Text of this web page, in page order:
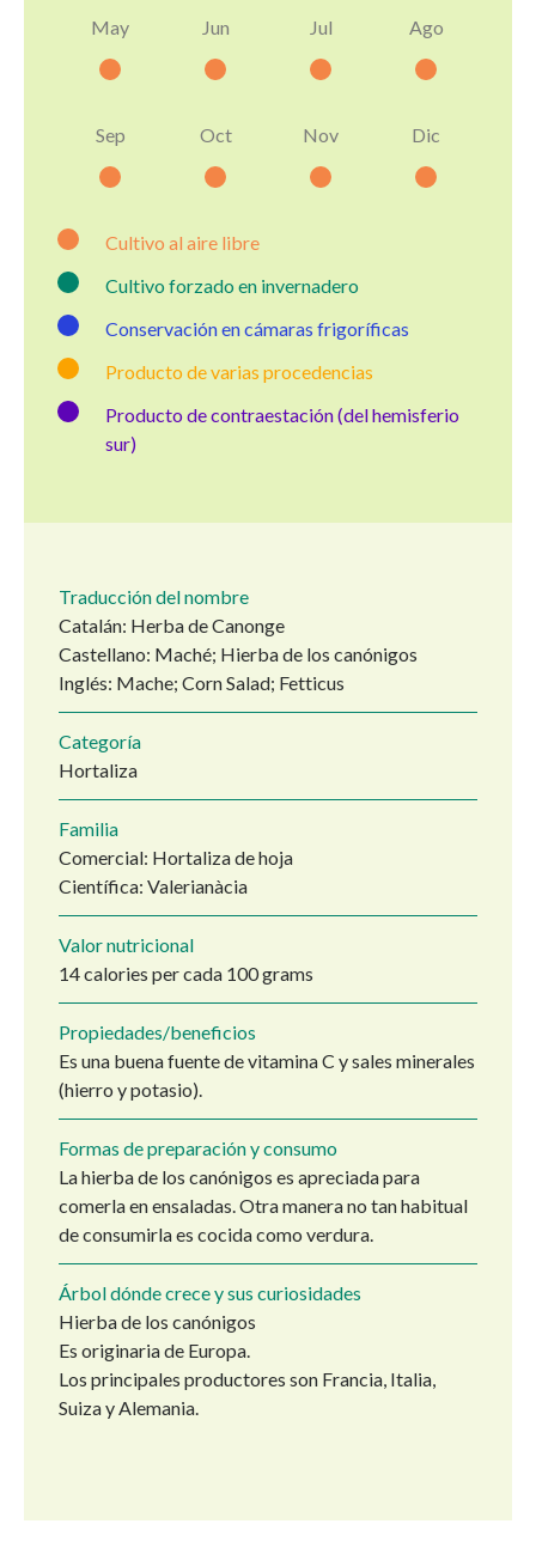
May Jun Jul Ago
Sep Oct Nov Dic
Cultivo al aire libre
Cultivo forzado en invernadero
Conservación en cámaras frigoríficas
Producto de varias procedencias
Producto de contraestación (del hemisferio
sur)
Traducción del nombre
Catalán: Herba de Canonge
Castellano: Maché; Hierba de los canónigos
Inglés: Mache; Corn Salad; Fetticus
Categoría
Hortaliza
Familia
Comercial: Hortaliza de hoja
Científica: Valerianàcia
Valor nutricional
14 calories per cada 100 grams
Propiedades/beneficios
Es una buena fuente de vitamina C y sales minerales
(hierro y potasio).
Formas de preparación y consumo
La hierba de los canónigos es apreciada para
comerla en ensaladas. Otra manera no tan habitual
de consumirla es cocida como verdura.
Árbol dónde crece y sus curiosidades
Hierba de los canónigos
Es originaria de Europa.
Los principales productores son Francia, Italia,
Suiza y Alemania.